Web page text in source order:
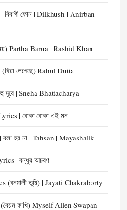
ফোন | Dilkhush | Anirban
Partha Barua | Rashid Khan
লেগেছে) Rahul Dutta
দূরে | Sneha Bhattacharya
| বোকা বোকা এই মন
হয় না | Tahsan | Mayashalik
| বন্ধুর আচরণ
তুমি) | Jayati Chakraborty
ফাখি) Myself Allen Swapan